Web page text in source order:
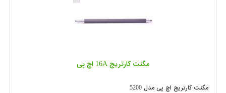
مگنت کارتریج 16A اچ پی
مگنت کارتریج اچ پی مدل 5200